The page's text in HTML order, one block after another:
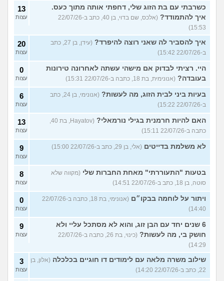
כשרבתי עם בת הזוג שלי, דחפתי אותה מתוך כעס.
איך להתמודד?
(אלכס, שם בדוי, בן 40, כתב ב-22/07/26
15:53)
13
עצות
איך להסביר לה שאני רוצה להיפרד?
(עידן, בן 27, כתב
ב-22/07/26 15:42)
20
עצות
היי. רציתי לבדוק אם מישהי עשתה לאחרונה טירונות
בעובדה? (אנונימית, בת 18, כתבה ב-22/07/26 15:31)
0
עצות
בעיות ביני לבית הזוג, מה לעשות?
(אנונימי, בן 24, כתב
ב-22/07/26 15:22)
6
עצות
האם להיות חרמנית בגילי נורמאלי?
כתבה ב-22/07/26 15:11)
13
עצות
לא משלמת בדייטים (אלי, בן 29, כתב ב-22/07/26 15:00) 9
עצות
בטעות "התעוררתי" מאחת החברות שלי (מקווה שלא
סוטה, בן 18, כתב ב-22/07/26 14:51)
8
עצות
ויתור על לוחמה בבקו״ם
(אנונימי, בת 18, כתבה ב-22/07/26
14:40)
0
עצות
6 שנים יחד עם הבן זוג, והוא לא מסתכל עליי ולא
חושק בי, מה לעשות?
(כינוי, בת 26, כתבה ב-22/07/26
14:29)
9
עצות
שילוב משרה מלאה עם לימודים דו חוגיים בכלכלה (אלון, בן
22, כתב ב-22/07/26 14:20)
3
עצות